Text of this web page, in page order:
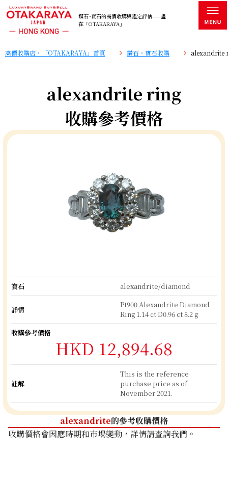
鑽石･寶石的高價收購與鑑定評估——盡
在「OTAKARAYA」
高價收購店・「OTAKARAYA」首頁 鑽石・寶石收購 alexandrite
alexandrite ring
收購參考價格
寶石 alexandrite/diamond
詳情
Pt900 Alexandrite Diamond
Ring 1.14 ct D0.96 ct 8.2 g
收購參考價格
HKD 12,894.68
註解
This is the reference
purchase price as of
November 2021.
alexandrite的參考收購價格
收購價格會因應時期和市場變動，詳情請查詢我們。